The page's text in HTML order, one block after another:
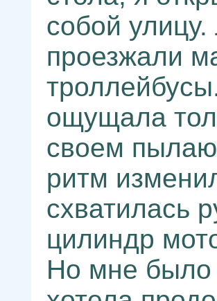
собой
проезжали
ощущала
своем
ритм
схватилась
цилиндр
Но мне было